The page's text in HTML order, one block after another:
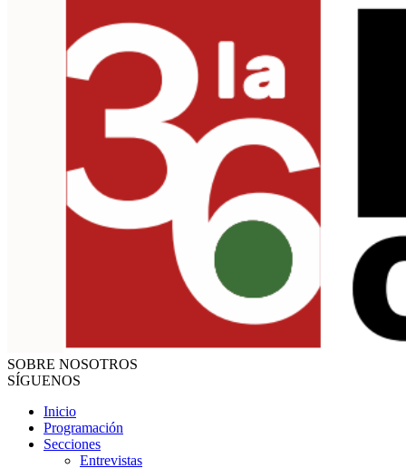
SOBRE NOSOTROS
SÍGUENOS
Inicio
Programación
Secciones
Entrevistas